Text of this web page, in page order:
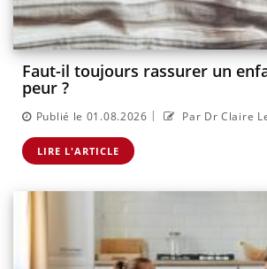
Faut-il toujours rassurer un
peur ?
Publié le 01.08.2026 | Par Dr Claire
LIRE L'ARTICLE